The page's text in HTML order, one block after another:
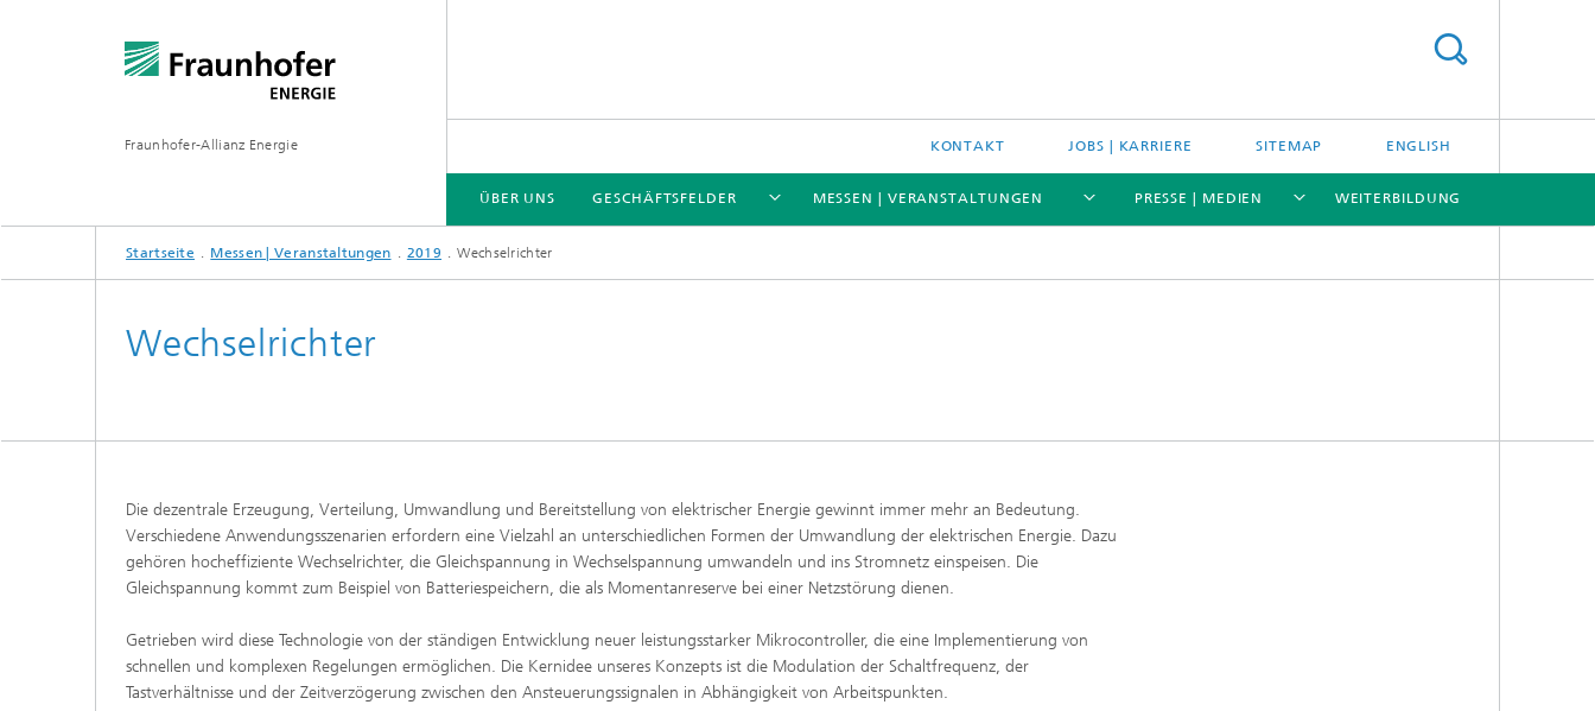
Fraunhofer-Allianz Energie KONTAKT JOBS | KARRIERE SITEMAP ENGLISH
ÜBER UNS GESCHÄFTSFELDER
GESCHÄFTSFELDER
MESSEN | VERANSTALTUNGEN
MESSEN | VERANSTALTUNGEN
PRESSE | MEDIEN
PRESSE | MEDIEN
WEITERBILDUNG
Startseite Messen | Veranstaltungen 2019 Wechselrichter
Wechselrichter
Die dezentrale Erzeugung, Verteilung, Umwandlung und Bereitstellung von elektrischer Energie gewinnt immer mehr an Bedeutung.
Verschiedene Anwendungsszenarien erfordern eine Vielzahl an unterschiedlichen Formen der Umwandlung der elektrischen Energie. Dazu
gehören hocheffiziente Wechselrichter, die Gleichspannung in Wechselspannung umwandeln und ins Stromnetz einspeisen. Die
Gleichspannung kommt zum Beispiel von Batteriespeichern, die als Momentanreserve bei einer Netzstörung dienen.
Getrieben wird diese Technologie von der ständigen Entwicklung neuer leistungsstarker Mikrocontroller, die eine Implementierung von
schnellen und komplexen Regelungen ermöglichen. Die Kernidee unseres Konzepts ist die Modulation der Schaltfrequenz, der
Tastverhältnisse und der Zeitverzögerung zwischen den Ansteuerungssignalen in Abhängigkeit von Arbeitspunkten.